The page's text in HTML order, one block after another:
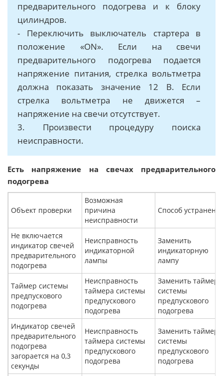
предварительного подогрева и к блоку
цилиндров.
- Переключить выключатель стартера в
положение «ON». Если на свечи
предварительного подогрева подается
напряжение питания, стрелка вольтметра
должна показать значение 12 В. Если
стрелка вольтметра не движется –
напряжение на свечи отсутствует.
3. Произвести процедуру поиска
неисправности.
Есть напряжение на свечах предварительного
подогрева
Объект проверки
Возможная
причина
неисправности
Способ
Не включается
индикатор свечей
предварительного
подогрева
Неисправность
индикаторной
лампы
Заменить
индикаторную
лампу
Таймер системы
предпускового
подогрева
Неисправность
таймера системы
предпускового
подогрева
Заменить таймер
системы
предпускового
подогрева
Индикатор свечей
предварительного
подогрева
загорается на 0,3
секунды
Неисправность
таймера системы
предпускового
подогрева
Заменить таймер
системы
предпускового
подогрева